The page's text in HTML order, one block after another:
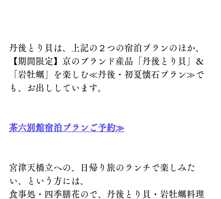
丹後とり貝は、上記の２つの宿泊プランのほか、
【期間限定】京のブランド産品「丹後とり貝」＆
「岩牡蠣」を楽しむ≪丹後・初夏懐石プラン≫で
も、お出ししています。
茶六別館宿泊プランご予約≫
宮津天橋立への、日帰り旅のランチで楽しみた
い、という方には、
食事処・四季膳花ので、丹後とり貝・岩牡蠣料理